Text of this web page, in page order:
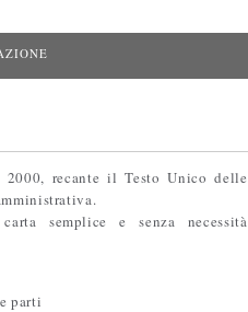
recante il Testo Unico delle
semplice e senza necessità
parti